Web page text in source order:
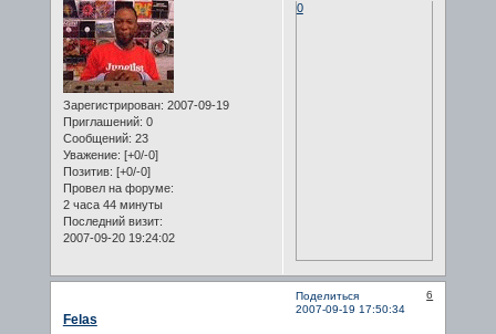
Зарегистрирован: 2007-09-19
Приглашений: 0
Сообщений: 23
Уважение: [+0/-0]
Позитив: [+0/-0]
Провел на форуме:
2 часа 44 минуты
Последний визит:
2007-09-20 19:24:02
0
Поделиться
6
2007-09-19 17:50:34
Felas